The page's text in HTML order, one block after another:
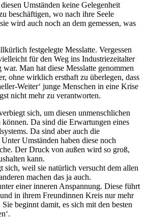
Umständen keine Gelegenheit
beschäftigen, wo nach ihre Seele
wird auch noch an dem gemessen, was
festgelegte Messlatte. Vergessen
für den Weg ins Industriezeitalter
Man hat diese Messlatte genommen
ohne wirklich ersthaft zu überlegen, dass
Weiter‘ junge Menschen in eine Krise
nicht mehr zu verantworten.
sich, um diesen unmenschlichen
Da sind die Erwartungen eines
Da sind aber auch die
Umständen haben diese noch
Der Druck von außen wird so groß,
kann.
sich, weil sie natürlich versucht dem allen
machen das ja auch.
einer inneren Anspannung. Diese führt
in ihrem Freundinnen Kreis nur mehr
beginnt damit, es sich mit den besten